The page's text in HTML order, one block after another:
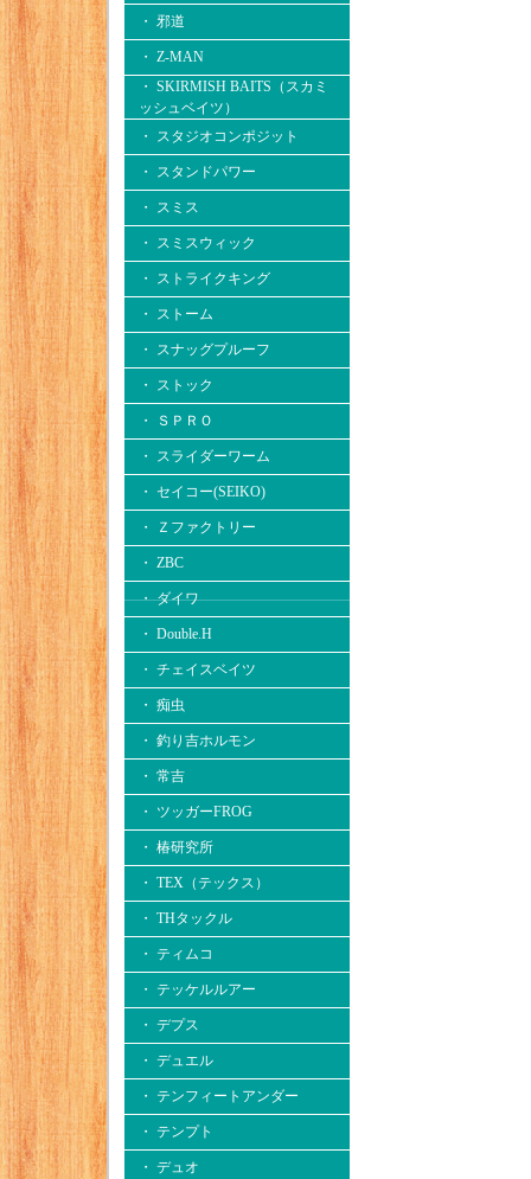
・ 邪道
・ Z-MAN
・ SKIRMISH BAITS（スカミ
ッシュベイツ）
・ スタジオコンポジット
・ スタンドパワー
・ スミス
・ スミスウィック
・ ストライクキング
・ ストーム
・ スナッグプルーフ
・ ストック
・ ＳＰＲＯ
・ スライダーワーム
・ セイコー(SEIKO)
・ Ｚファクトリー
・ ZBC
・ ダイワ
・ Double.H
・ チェイスベイツ
・ 痴虫
・ 釣り吉ホルモン
・ 常吉
・ ツッガーFROG
・ 椿研究所
・ TEX（テックス）
・ THタックル
・ ティムコ
・ テッケルルアー
・ デプス
・ デュエル
・ テンフィートアンダー
・ テンプト
・ デュオ